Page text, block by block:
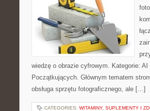
wiedzę o obrazie cyfrowym. Kategorie:
Początkujących. Głównym tematem
obsługa sprzętu fotograficznego, ale […]
CATEGORIES: WITAMINY, SUPLEMENTY I